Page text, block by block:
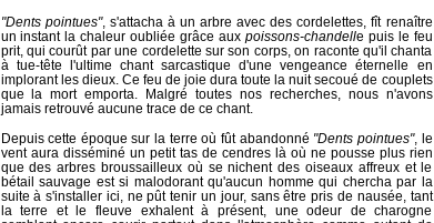
"Dents pointues", s'attacha à un arbre avec des cordelettes, fît renaître
un instant la chaleur oubliée grâce auxpoissons-chandelle puis le feu
prit, qui courût par une cordelette sur son corps, on raconte qu'il chanta
à tue-tête l'ultime chant sarcastique d'une vengeance éternelle en
implorant les dieux. Ce feu de joie dura toute la nuit secoué de couplets
que la mort emporta. Malgré toutes nos recherches, nous n'avons
jamais retrouvé aucune trace de ce chant.
Depuis cette époque sur la terre où fût abandonné "Dents pointues", le
vent aura disséminé un petit tas de cendres là où ne pousse plus rien
que des arbres broussailleux où se nichent des oiseaux affreux et le
bétail sauvage est si malodorant qu'aucun homme qui chercha par la
suite à s'installer ici, ne pût tenir un jour, sans être pris de nausée, tant
la terre et le fleuve exhalent à présent, une odeur de charogne